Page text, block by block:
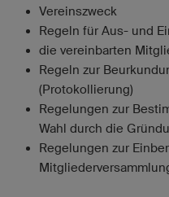
Vereinszweck
Regeln für Aus- und
die vereinbarten
Regeln zur
(Protokollierung)
Regelungen zur
Wahl durch die
Regelungen zur